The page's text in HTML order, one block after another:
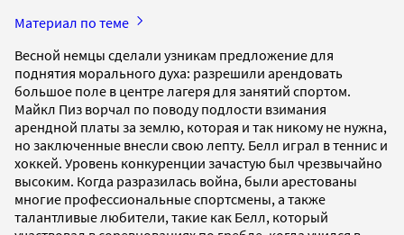
Материал по теме
Весной немцы сделали узникам предложение для
поднятия морального духа: разрешили арендовать
большое поле в центре лагеря для занятий спортом.
Майкл Пиз ворчал по поводу подлости взимания
арендной платы за землю, которая и так никому не нужна,
но заключенные внесли свою лепту. Белл играл в теннис и
хоккей. Уровень конкуренции зачастую был чрезвычайно
высоким. Когда разразилась война, были арестованы
многие профессиональные спортсмены, а также
талантливые любители, такие как Белл, который